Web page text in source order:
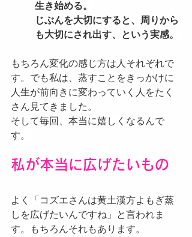
生き始める。
じぶんを大切にすると、周りから
も大切にされ出す、という実感。
もちろん変化の感じ方は人それぞれで
す。でも私は、蒸すことをきっかけに
人生が前向きに変わっていく人をたく
さん見てきました。
そして毎回、本当に嬉しくなるんで
す。
私が本当に広げたいもの
よく「コズエさんは黄土漢方よもぎ蒸
しを広げたいんですね」と言われま
す。もちろんそれもあります。